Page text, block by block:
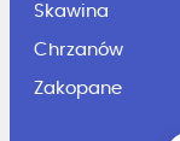
Skawina
Chrzanów
Zakopane